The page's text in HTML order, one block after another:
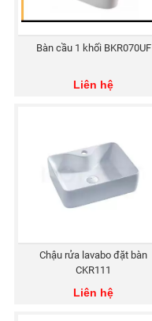
Bàn cầu 1 khối BKR070UF
Liên hệ
Chậu rửa lavabo đặt bàn
CKR111
Liên hệ